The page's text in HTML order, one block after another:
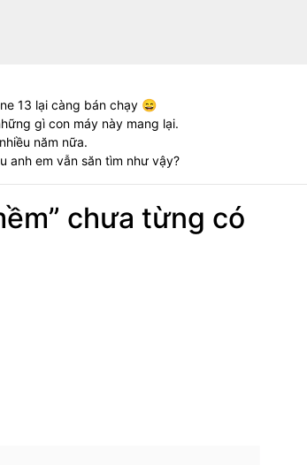
13 lại càng bán chạy 😄
gì con máy này mang lại.
năm nữa.
anh em vẫn săn tìm như vậy?
chưa từng có